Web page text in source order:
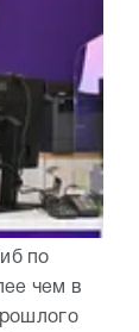
по
чем в